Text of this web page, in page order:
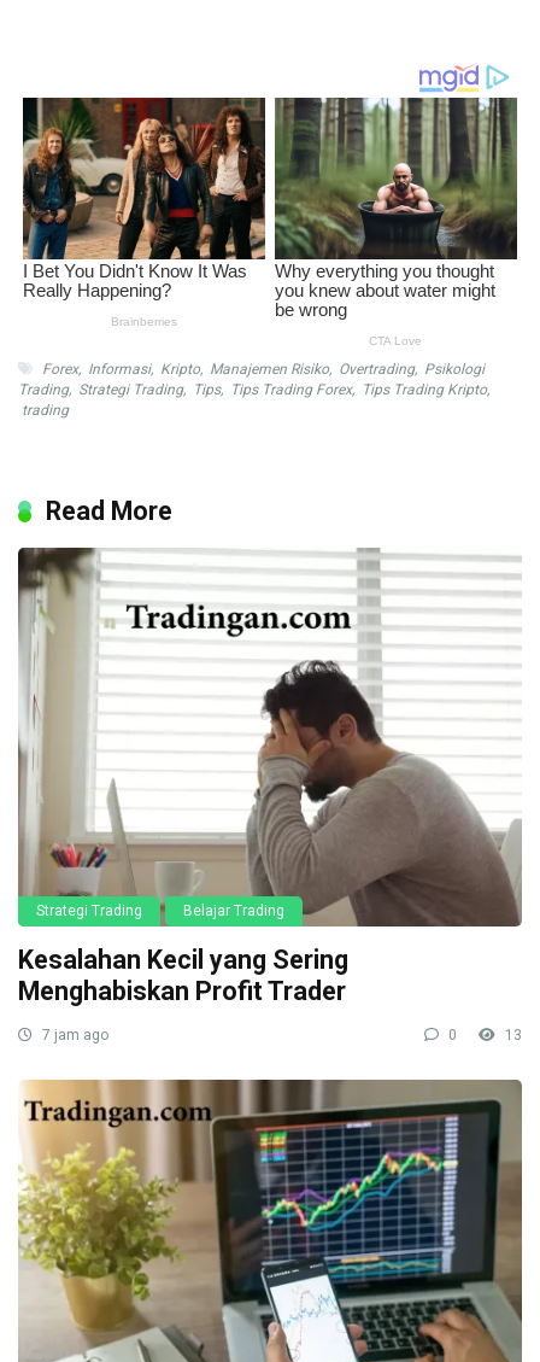
Forex, Informasi, Kripto, Manajemen Risiko, Overtrading, Psikologi
Trading, Strategi Trading, Tips, Tips Trading Forex, Tips Trading Kripto,
trading
Read More
Strategi Trading Belajar Trading
Kesalahan Kecil yang Sering
Menghabiskan Profit Trader
7 jam ago 0 13